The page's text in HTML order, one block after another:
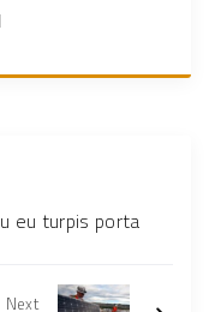
eu turpis porta
Next